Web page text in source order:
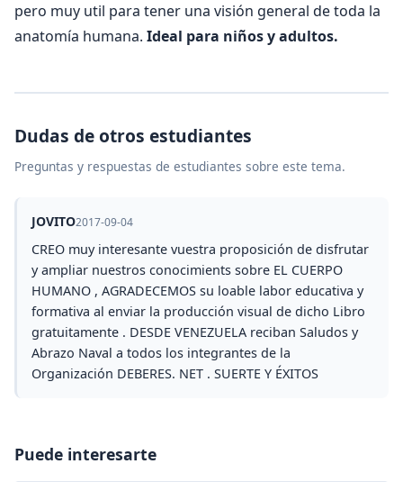
pero muy util para tener una visión general de toda la
anatomía humana. Ideal para niños y adultos.
Dudas de otros estudiantes
Preguntas y respuestas de estudiantes sobre este tema.
JOVITO2017-09-04
CREO muy interesante vuestra proposición de disfrutar
y ampliar nuestros conocimients sobre EL CUERPO
HUMANO , AGRADECEMOS su loable labor educativa y
formativa al enviar la producción visual de dicho Libro
gratuitamente . DESDE VENEZUELA reciban Saludos y
Abrazo Naval a todos los integrantes de la
Organización DEBERES. NET . SUERTE Y ÉXITOS
Puede interesarte